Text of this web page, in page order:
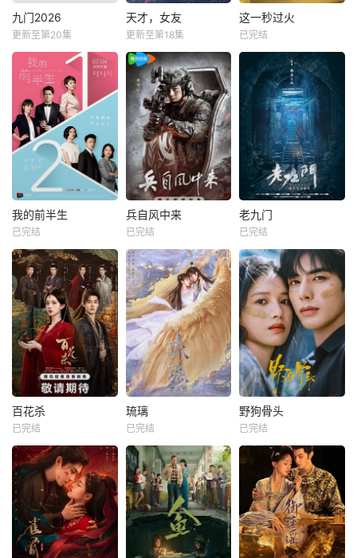
九门2026
更新至第20集
天才，女友
更新至第18集
这一秒过火
已完结
我的前半生
已完结
兵自风中来
已完结
老九门
已完结
百花杀
已完结
琉璃
已完结
野狗骨头
已完结